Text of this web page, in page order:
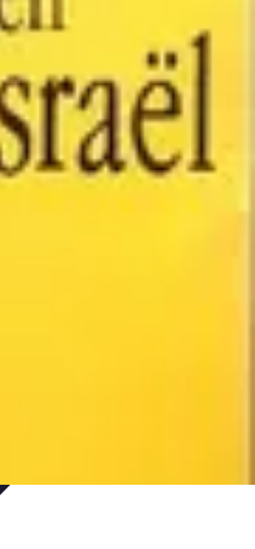
Technologies et
Tendances et actualités